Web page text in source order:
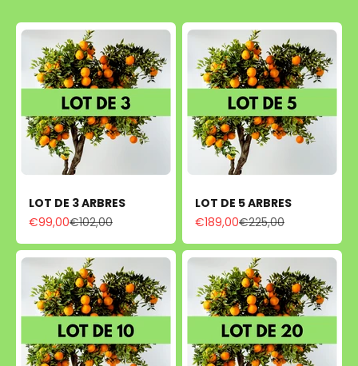
LOT DE 3 ARBRES
Prix de vente
€99,00Prix normal
€102,00
LOT DE 5 ARBRES
Prix de vente
€189,00Prix normal
€225,00